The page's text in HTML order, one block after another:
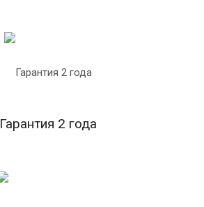
Гарантия 2 года